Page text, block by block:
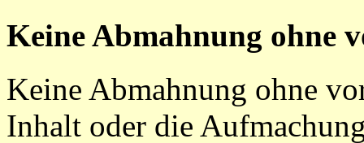
Keine Abmahnung ohne
Keine Abmahnung ohne
Inhalt oder die